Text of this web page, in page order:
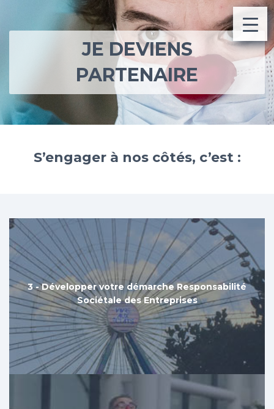
JE DEVIENS
PARTENAIRE
S’engager à nos côtés, c’est :
3 - Développer votre démarche Responsabilité
Sociétale des Entreprises
3 - Développer votre démarche Responsabilité
Sociétale des Entreprises